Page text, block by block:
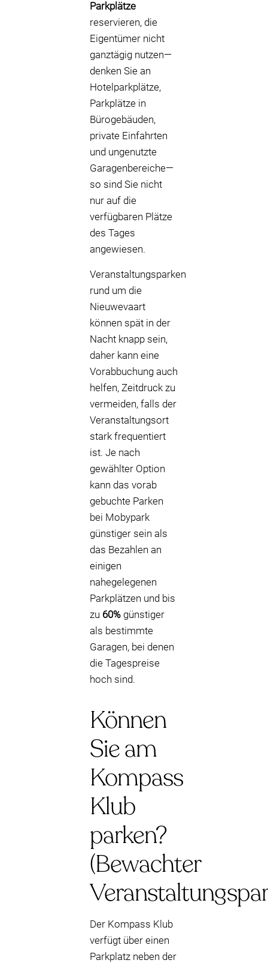
Parkplätze
reservieren, die
Eigentümer nicht
ganztägig nutzen—
denken Sie an
Hotelparkplätze,
Parkplätze in
Bürogebäuden,
private Einfahrten
und ungenutzte
Garagenbereiche—
so sind Sie nicht
nur auf die
verfügbaren Plätze
des Tages
angewiesen.
Veranstaltungsparken
rund um die
Nieuwevaart
können spät in der
Nacht knapp sein,
daher kann eine
Vorabbuchung auch
helfen, Zeitdruck zu
vermeiden, falls der
Veranstaltungsort
stark frequentiert
ist. Je nach
gewählter Option
kann das vorab
gebuchte Parken
bei Mobypark
günstiger sein als
das Bezahlen an
einigen
nahegelegenen
Parkplätzen und bis
zu 60% günstiger
als bestimmte
Garagen, bei denen
die Tagespreise
hoch sind.
Können
Sie am
Kompass
Klub
parken?
(Bewachter
Der Kompass Klub
verfügt über einen
Parkplatz neben der